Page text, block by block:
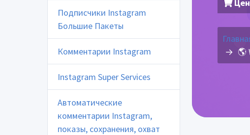
Подписчики Instagram
Большие Пакеты
Комментарии Instagram
Instagram Super Services
Автоматические
комментарии Instagram,
показы, сохранения, охват
🌎